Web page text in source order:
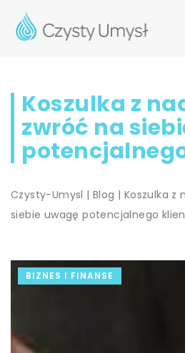
Koszulka z
zwróć na
Czysty-Umysl |Blog | Koszulka z
siebie uwagę potencjalnego
BIZNES I FINANSE